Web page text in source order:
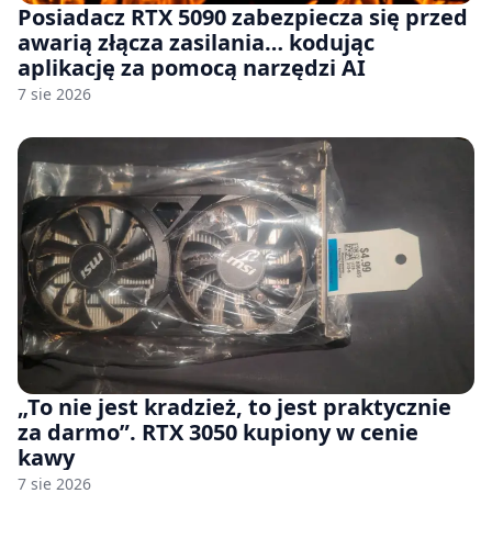
Posiadacz RTX 5090 zabezpiecza się przed
awarią złącza zasilania… kodując
aplikację za pomocą narzędzi AI
7 sie 2026
„To nie jest kradzież, to jest praktycznie
za darmo”. RTX 3050 kupiony w cenie
kawy
7 sie 2026